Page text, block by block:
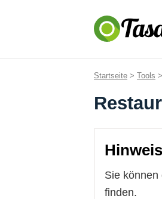
Startseite > Tools >
Hinweis
Sie können
finden.